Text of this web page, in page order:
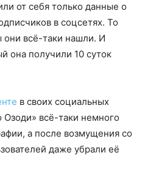
от себя только данные о
в соцсетях. То
они всё-таки нашли. И
она получили 10 суток
в своих социальных
всё-таки немного
а после возмущения со
даже убрали её